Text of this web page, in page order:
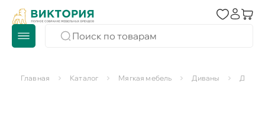
Главная Каталог Мягкая мебель Диваны